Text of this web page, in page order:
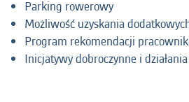
Parking rowerowy
Możliwość uzyskania
Program rekomendacji
Inicjatywy dobroczynne i działania